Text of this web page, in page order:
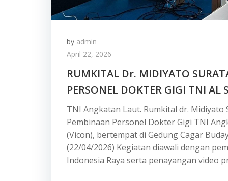
by admin
April 22, 2026
RUMKITAL Dr. MIDIYATO
PERSONEL DOKTER GIGI TNI AL
TNI Angkatan Laut. Rumkital dr.
Pembinaan Personel Dokter Gigi TNI
(Vicon), bertempat di Gedung Cagar
(22/04/2026) Kegiatan diawali dengan
Indonesia Raya serta penayangan video